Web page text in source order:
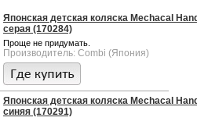
Японская детская коляска Mechacal
серая (170284)
Проще не придумать.
Производитель: Combi (Япония)
Японская детская коляска Mechacal
синяя (170291)